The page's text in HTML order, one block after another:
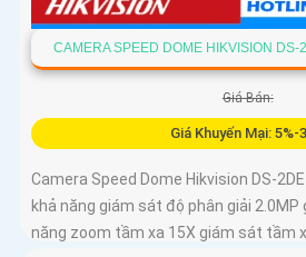
CAMERA SPEED DOME HIKVISION
Giá Bán:
Giá Khuyến Mại: 5%-
Camera Speed Dome Hikvision DS-
khả năng giám sát độ phân giải
năng zoom tầm xa 15X giám sát tầm